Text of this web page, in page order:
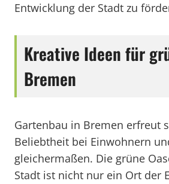
Entwicklung der Stadt zu
Kreative Ideen für
Bremen
Gartenbau in Bremen erfreut
Beliebtheit bei Einwohnern
gleichermaßen. Die grüne
Stadt ist nicht nur ein Ort der